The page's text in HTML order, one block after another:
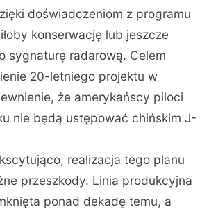
doświadczeniom z programu
konserwację lub jeszcze
sygnaturę radarową. Celem
20-letniego projektu w
że amerykańscy piloci
nie będą ustępować chińskim J-
realizacja tego planu
przeszkody. Linia produkcyjna
ponad dekadę temu, a